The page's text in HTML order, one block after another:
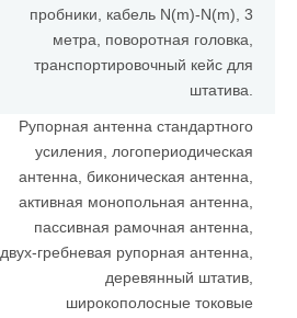
пробники, кабель N(m)-N(m), 3
метра, поворотная головка,
транспортировочный кейс для
штатива.
Рупорная антенна стандартного
усиления, логопериодическая
антенна, биконическая антенна,
активная монопольная антенна,
пассивная рамочная антенна,
двух-гребневая рупорная антенна,
деревянный штатив,
широкополосные токовые